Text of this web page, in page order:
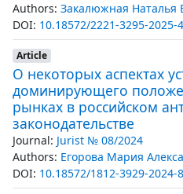
Authors: Закалюжная Наталья
DOI: 10.18572/2221-3295-2025-
Article
О некоторых аспектах
доминирующего
рынках в российском
законодательстве
Journal: Jurist № 08/2024
Authors: Егорова Мария
DOI: 10.18572/1812-3929-2024-